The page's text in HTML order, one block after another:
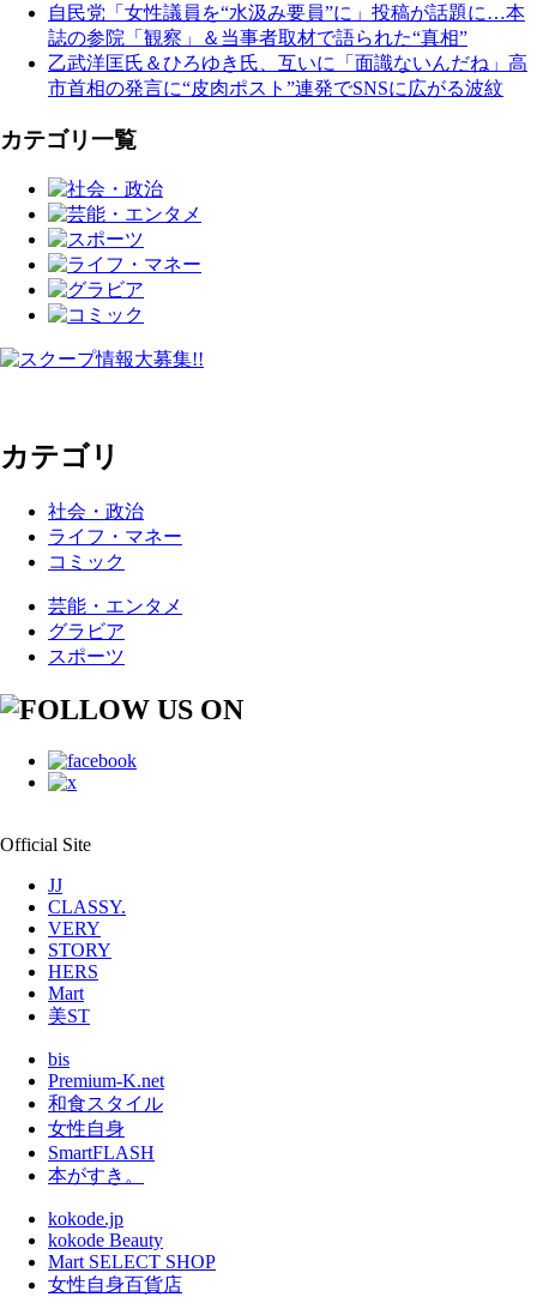
自民党「女性議員を“水汲み要員”に」投稿が話題に…本
誌の参院「観察」＆当事者取材で語られた“真相”
乙武洋匡氏＆ひろゆき氏、互いに「面識ないんだね」高
市首相の発言に“皮肉ポスト”連発でSNSに広がる波紋
カテゴリ一覧
カテゴリ
社会・政治
ライフ・マネー
コミック
芸能・エンタメ
グラビア
スポーツ
Official Site
JJ
CLASSY.
VERY
STORY
HERS
Mart
美ST
bis
Premium-K.net
和食スタイル
女性自身
SmartFLASH
本がすき。
kokode.jp
kokode Beauty
Mart SELECT SHOP
女性自身百貨店